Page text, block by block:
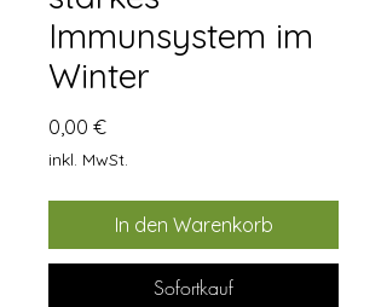
Immunsystem im
Winter
0,00 €Preis
inkl. MwSt.
In den Warenkorb
Sofortkauf